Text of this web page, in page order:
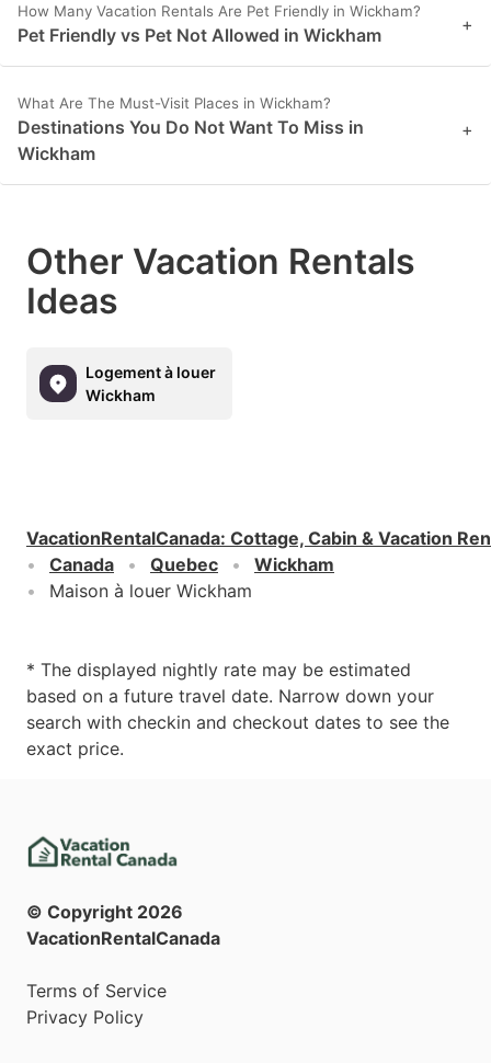
How Many Vacation Rentals Are Pet Friendly in Wickham?
Pet Friendly vs Pet Not Allowed in Wickham +
What Are The Must-Visit Places in Wickham?
Destinations You Do Not Want To Miss in
Wickham
+
Other Vacation Rentals
Ideas
Logement à louer
Wickham
VacationRentalCanada: Cottage, Cabin & Vacation
Canada
Quebec
Wickham
Maison à louer Wickham
* The displayed nightly rate may be estimated
based on a future travel date. Narrow down your
search with checkin and checkout dates to see the
exact price.
© Copyright 2026
VacationRentalCanada
Terms of Service
Privacy Policy